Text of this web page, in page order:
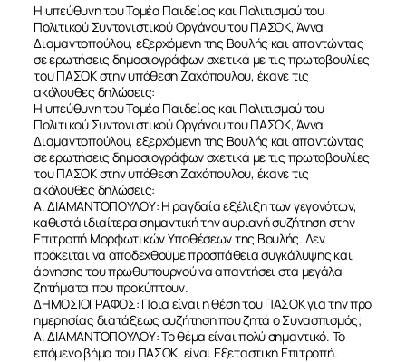
Η υπεύθυνη του Τομέα Παιδείας και Πολιτισμού του
Πολιτικού Συντονιστικού Οργάνου του ΠΑΣΟΚ, Άννα
Διαμαντοπούλου, εξερχόμενη της Βουλής και απαντώντας
σε ερωτήσεις δημοσιογράφων σχετικά με τις πρωτοβουλίες
του ΠΑΣΟΚ στην υπόθεση Ζαχόπουλου, έκανε τις
ακόλουθες δηλώσεις:
Η υπεύθυνη του Τομέα Παιδείας και Πολιτισμού του
Πολιτικού Συντονιστικού Οργάνου του ΠΑΣΟΚ, Άννα
Διαμαντοπούλου, εξερχόμενη της Βουλής και απαντώντας
σε ερωτήσεις δημοσιογράφων σχετικά με τις πρωτοβουλίες
του ΠΑΣΟΚ στην υπόθεση Ζαχόπουλου, έκανε τις
ακόλουθες δηλώσεις:
Α. ΔΙΑΜΑΝΤΟΠΟΥΛΟΥ: Η ραγδαία εξέλιξη των γεγονότων,
καθιστά ιδιαίτερα σημαντική την αυριανή συζήτηση στην
Επιτροπή Μορφωτικών Υποθέσεων της Βουλής. Δεν
πρόκειται να αποδεχθούμε προσπάθεια συγκάλυψης και
άρνησης του πρωθυπουργού να απαντήσει στα μεγάλα
ζητήματα που προκύπτουν.
ΔΗΜΟΣΙΟΓΡΑΦΟΣ: Ποια είναι η θέση του ΠΑΣΟΚ για την προ
ημερησίας διατάξεως συζήτηση που ζητά ο Συνασπισμός;
Α. ΔΙΑΜΑΝΤΟΠΟΥΛΟΥ: Το θέμα είναι πολύ σημαντικό. Το
επόμενο βήμα του ΠΑΣΟΚ, είναι Εξεταστική Επιτροπή.